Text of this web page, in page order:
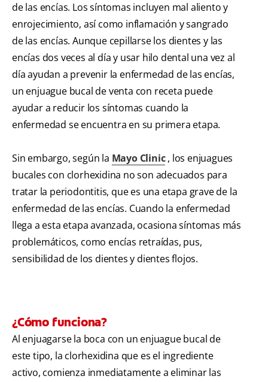
de las encías. Los síntomas incluyen mal aliento y
enrojecimiento, así como inflamación y sangrado
de las encías. Aunque cepillarse los dientes y las
encías dos veces al día y usar hilo dental una vez al
día ayudan a prevenir la enfermedad de las encías,
un enjuague bucal de venta con receta puede
ayudar a reducir los síntomas cuando la
enfermedad se encuentra en su primera etapa.
Sin embargo, según la Mayo Clinic, los enjuagues
bucales con clorhexidina no son adecuados para
tratar la periodontitis, que es una etapa grave de la
enfermedad de las encías. Cuando la enfermedad
llega a esta etapa avanzada, ocasiona síntomas más
problemáticos, como encías retraídas, pus,
sensibilidad de los dientes y dientes flojos.
¿Cómo funciona?
Al enjuagarse la boca con un enjuague bucal de
este tipo, la clorhexidina que es el ingrediente
activo, comienza inmediatamente a eliminar las